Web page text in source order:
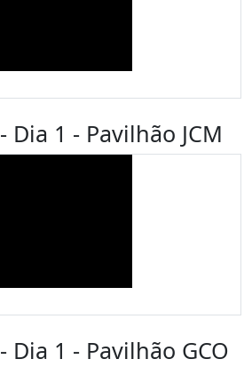
Dia 1 - Pavilhão JCM
Dia 1 - Pavilhão GCO